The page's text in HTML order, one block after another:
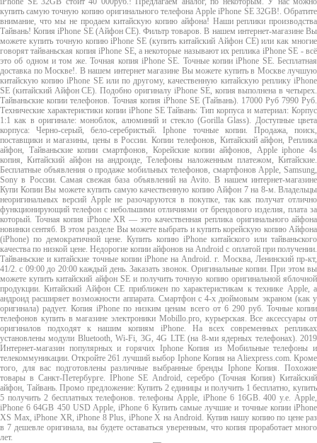
купить самую точную копию оригинального телефона Apple iPhone SE 32GB!. Обратите
внимание, что мы не продаем китайскую копию айфона! Наши реплики производства
Тайвань! Копия iPhone SE (Айфон СЕ). Фильтр товаров. В нашем интернет-магазине Вы
можете купить точную копию iPhone SE (купить китайский Айфон СЕ) или как многие
говорят тайваньская копия iPhone SE, а некоторые называют их реплика iPhone SE - всё
это об одном и том же. Точная копия iPhone SE. Точные копии iPhone SE. Бесплатная
доставка по Москве!. В нашем интернет магазине Вы можете купить в Москве лучшую
китайскую копию iPhone SE или по другому, качественную китайскую реплику iPhone
SE (китайский Айфон СЕ). Подобно оригиналу iPhone SE, копия выполнена в четырех.
Тайваньские копии телефонов. Точная копия iPhone SE (Тайвань). 17000 Руб 7990 Руб.
Технические характеристики копии iPhone SE Тайвань: Тип корпуса и материал: Корпус
1:1 как в оригинале: моноблок, алюминий и стекло (Gorilla Glass). Доступные цвета
корпуса: Черно-серый, бело-серебристый. Iphone точные копии. Продажа, поиск,
поставщики и магазины, цены в России. Копии телефонов, Китайский айфон, Реплика
айфон, Тайваньские копии смартфонов, Корейские копии айфонов, Apple iphone 4s
копия, Китайский айфон на андроиде, Телефоны наложенным платежом, Китайские.
Бесплатные объявления о продаже мобильных телефонов, смартфонов Apple, Samsung,
Sony в России. Самая свежая база объявлений на Avito. В нашем интернет-магазине
Купи Копии Вы можете купить самую качественную копию Айфон 7 на 8-м. Владельцы
неоригинальных версий Apple не разочаруются в покупке, так как получат отлично
функционирующий телефон с небольшими отличиями от брендового изделия, плата за
который. Точная копия iPhone XR — это качественная реплика оригинального айфона
новинки сентяб. В этом разделе Вы можете выбрать и купить корейскую копию Айфона
(iPhone) по демократичной цене. Купить копию iPhone китайского или тайваньского
качества по низкой цене. Недорогие копии айфонов на Android с оплатой при получении.
Тайваньские и китайские точные копии iPhone на Android. г. Москва, Ленинский пр-кт,
41/2. с 09:00 до 20:00 каждый день. Заказать звонок. Оригинальные копии. При этом вы
можете купить китайский айфон SE и получить точную копию оригинальной яблочной
продукции. Китайский Айфон СЕ приближен по характеристикам к технике Apple, а
андроид расширяет возможности аппарата. Смартфон с 4-х дюймовым экраном (как у
оригинала) радует. Копия iPhone по низким ценам всего от 6 290 руб. Точные копии
телефонов купить в магазине электроники Mobillo.pro, курьерская. Все аксессуары от
оригиналов подходят к нашим копиям iPhone. На всех современных репликах
установлены модули Bluetooth, Wi-Fi, 3G, 4G LTE (на 8-ми ядерных телефонах). 2019
Интернет-магазин популярных и горячих Iphone Копия из Мобильные телефоны и
телекоммуникации. Откройте 261 лучший выбор Iphone Копия на Aliexpress.com. Кроме
того, для вас подготовлены различные выбранные бренды Iphone Копия. Похожие
товары в Санкт-Петербурге. IPhone SE Android, серебро (Точная Копия) Китайский
айфон, Тайвань. Промо предложение: Купить 2 единицы и получить 1 бесплатно, купить
5 получить 2 бесплатных телефонов. телефоны Apple, iPhone 6 16GB. 400 у.е. Apple,
iPhone 6 64GB 450 USD Apple, iPhone 6 Купить самые лучшие и точные копии iPhone
XS Max, iPhone XR, iPhone 8 Plus, iPhone X на Android. Купив нашу копию по цене раз
в 7 дешевле оригинала, вы будете оставаться уверенным, что копия проработает много
лет.